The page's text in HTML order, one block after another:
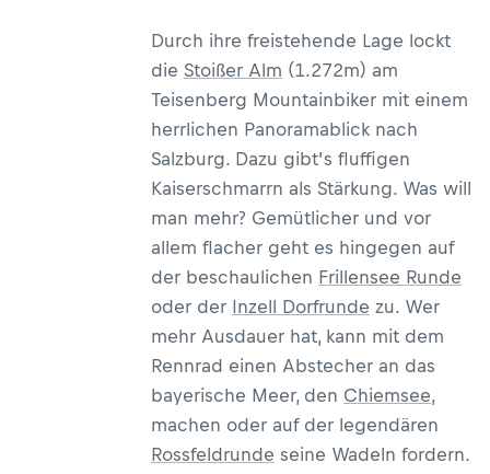
Durch ihre freistehende Lage lockt
die Stoißer Alm (1.272m) am
Teisenberg Mountainbiker mit einem
herrlichen Panoramablick nach
Salzburg. Dazu gibt’s fluffigen
Kaiserschmarrn als Stärkung. Was will
man mehr? Gemütlicher und vor
allem flacher geht es hingegen auf
der beschaulichen Frillensee Runde
oder der Inzell Dorfrunde zu. Wer
mehr Ausdauer hat, kann mit dem
Rennrad einen Abstecher an das
bayerische Meer, den Chiemsee,
machen oder auf der legendären
Rossfeldrunde seine Wadeln fordern.